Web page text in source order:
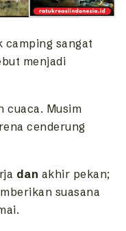
camping sangat
menjadi
cuaca. Musim
cenderung
dan akhir pekan;
suasana